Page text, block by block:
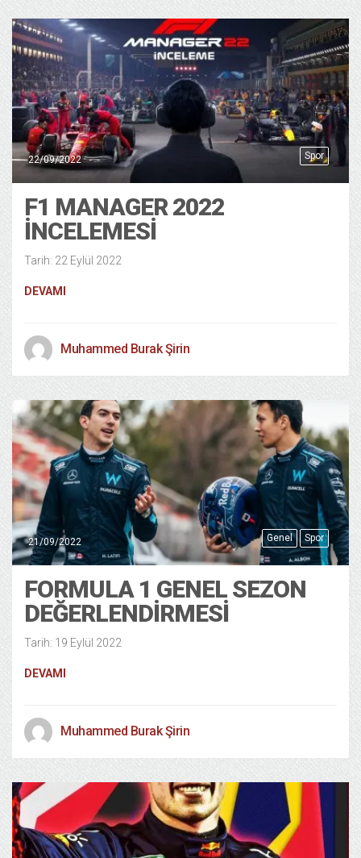
Spor
22/09/2022
F1 MANAGER 2022
İNCELEMESİ
Tarih: 22 Eylül 2022
DEVAMI
Muhammed Burak Şirin
Genel Spor
21/09/2022
FORMULA 1 GENEL SEZON
DEĞERLENDİRMESİ
Tarih: 19 Eylül 2022
DEVAMI
Muhammed Burak Şirin